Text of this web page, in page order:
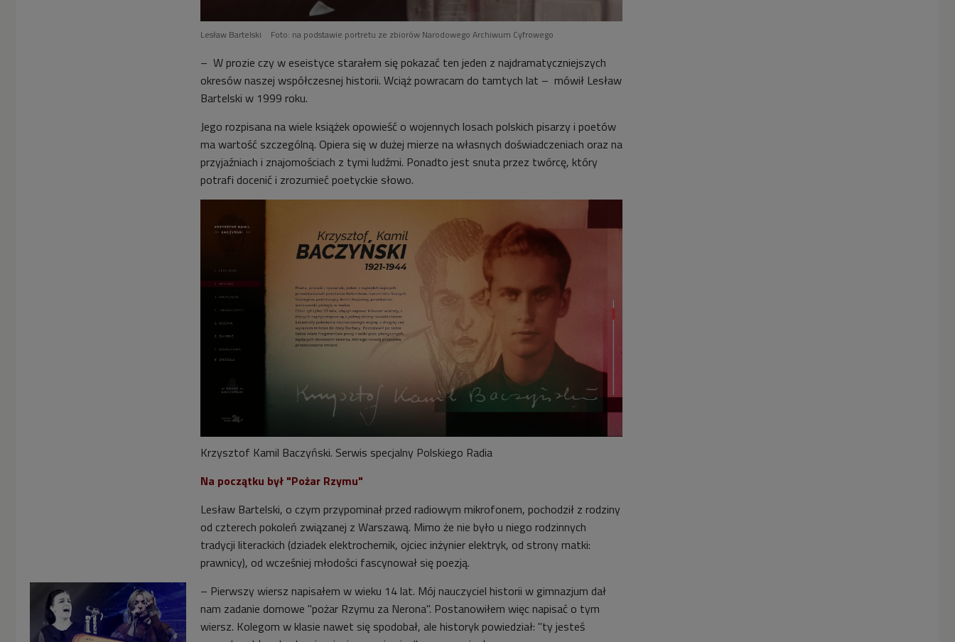
Lesław Bartelski Foto: na podstawie portretu ze zbiorów Narodowego Archiwum Cyfrowego
– W prozie czy w eseistyce starałem się pokazać ten jeden z najdramatyczniejszych
okresów naszej współczesnej historii. Wciąż powracam do tamtych lat – mówił Lesław
Bartelski w 1999 roku.
Jego rozpisana na wiele książek opowieść o wojennych losach polskich pisarzy i poetów
ma wartość szczególną. Opiera się w dużej mierze na własnych doświadczeniach oraz na
przyjaźniach i znajomościach z tymi ludźmi. Ponadto jest snuta przez twórcę, który
potrafi docenić i zrozumieć poetyckie słowo.
Krzysztof Kamil Baczyński. Serwis specjalny Polskiego Radia
Na początku był "Pożar Rzymu"
Lesław Bartelski, o czym przypominał przed radiowym mikrofonem, pochodził z rodziny
od czterech pokoleń związanej z Warszawą. Mimo że nie było u niego rodzinnych
tradycji literackich (dziadek elektrochemik, ojciec inżynier elektryk, od strony matki:
prawnicy), od wcześniej młodości fascynował się poezją.
– Pierwszy wiersz napisałem w wieku 14 lat. Mój nauczyciel historii w gimnazjum dał
nam zadanie domowe "pożar Rzymu za Nerona". Postanowiłem więc napisać o tym
wiersz. Kolegom w klasie nawet się spodobał, ale historyk powiedział: "ty jesteś